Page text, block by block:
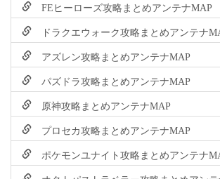
FEヒーローズ攻略まとめアンテナMAP
ドラクエウォーク攻略まとめアンテナ
アズレン攻略まとめアンテナMAP
パズドラ攻略まとめアンテナMAP
原神攻略まとめアンテナMAP
プロセカ攻略まとめアンテナMAP
ポケモンユナイト攻略まとめアンテナ